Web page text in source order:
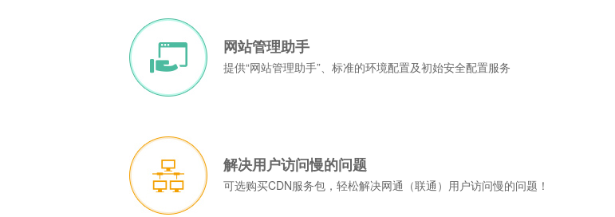
网站管理助手
提供“网站管理助手”、标准的环境配置及初始安全配置服务
解决用户访问慢的问题
可选购买CDN服务包，轻松解决网通（联通）用户访问慢的问题！